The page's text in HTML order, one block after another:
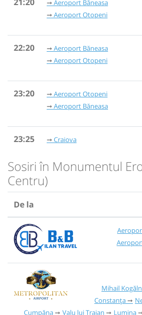
Aeroport Băneasa
Aeroport Otopeni
22:20
Aeroport Băneasa
Aeroport Otopeni
23:20
Aeroport Otopeni
Aeroport Băneasa
23:25 Craiova
Sosiri în Monumentul
Centru)
De la
Mihail
Constanța
Cumpăna
Valu lui Traian Lumina